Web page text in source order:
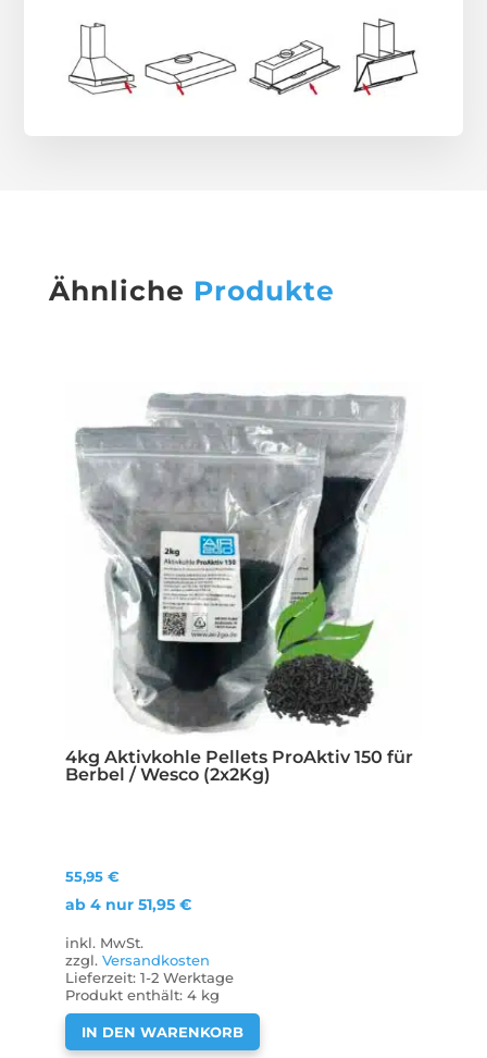
Ähnliche Produkte
4kg Aktivkohle Pellets ProAktiv 150 für
Berbel / Wesco (2x2Kg)
55,95 €
ab 4 nur 51,95 €
inkl. MwSt.
zzgl. Versandkosten
Lieferzeit: 1-2 Werktage
Produkt enthält: 4 kg
IN DEN WARENKORB